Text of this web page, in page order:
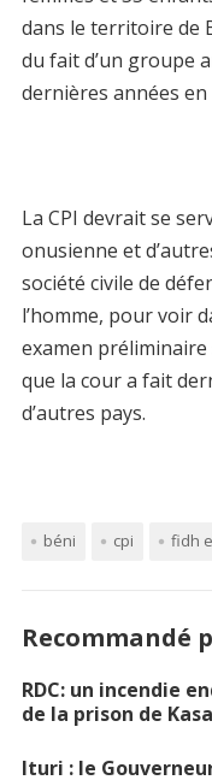
dans le territoire de
du fait d’un groupe
dernières années en
La CPI devrait se
onusienne et
société civile de
l’homme, pour voir
examen préliminaire
que la cour a fait
d’autres pays.
béni cpi fidh
Recommandé
RDC: un incendie
de la prison de
Ituri : le